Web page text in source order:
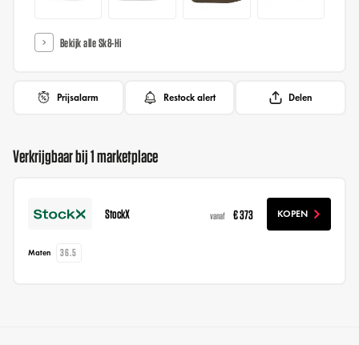
Bekijk alle Sk8-Hi
Prijsalarm Restock alert Delen
Verkrijgbaar bij 1 marketplace
StockX vanaf € 373 KOPEN
Maten 36.5